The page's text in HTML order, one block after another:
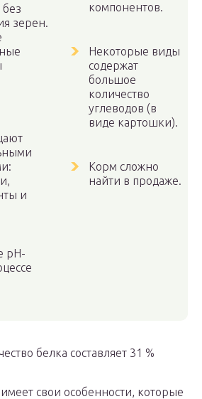
без
зерен.
и
рН-
компонентов.
Некоторые виды
содержат
большое
количество
углеводов (в
виде картошки).
Корм сложно
найти в продаже.
белка составляет 31 %
свои особенности, которые